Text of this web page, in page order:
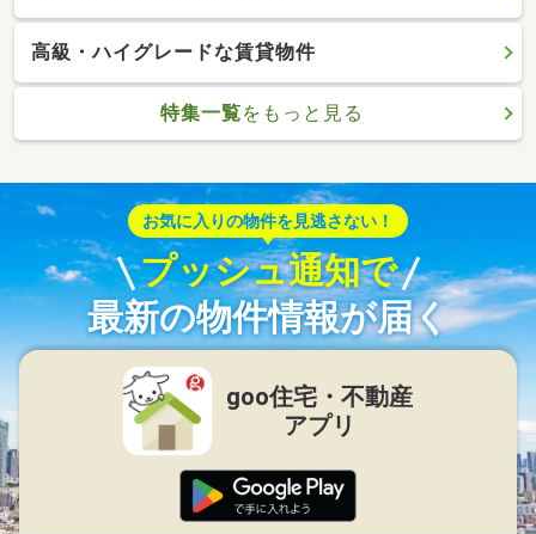
高級・ハイグレードな賃貸物件
特集一覧をもっと見る
お気に入りの物件を見逃さない！
プッシュ通知で
最新の物件情報が届く
goo住宅・不動産
アプリ